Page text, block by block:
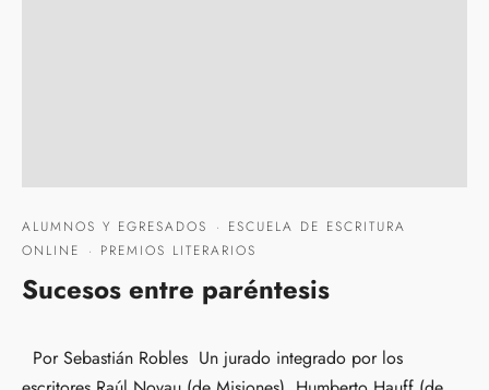
ALUMNOS Y EGRESADOS · ESCUELA DE ESCRITURA
ONLINE
· PREMIOS LITERARIOS
Sucesos entre paréntesis
Por Sebastián Robles Un jurado integrado por los